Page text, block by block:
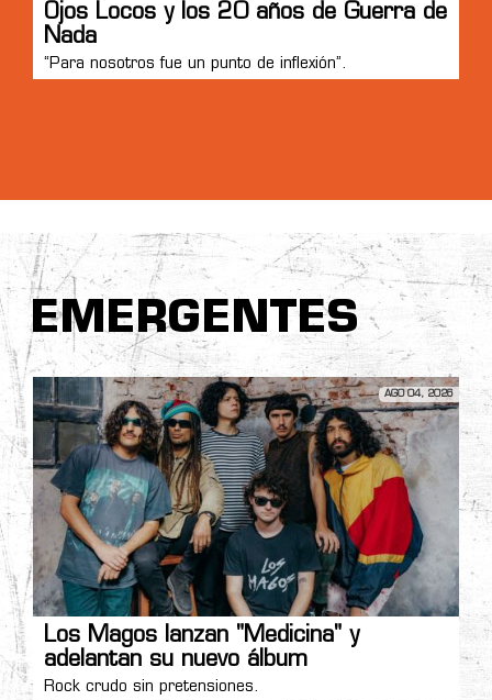
Ojos Locos y los 20 años de Guerra de
Nada
“Para nosotros fue un punto de inflexión”.
EMERGENTES
AGO 04, 2026
Los Magos lanzan "Medicina" y
adelantan su nuevo álbum
Rock crudo sin pretensiones.